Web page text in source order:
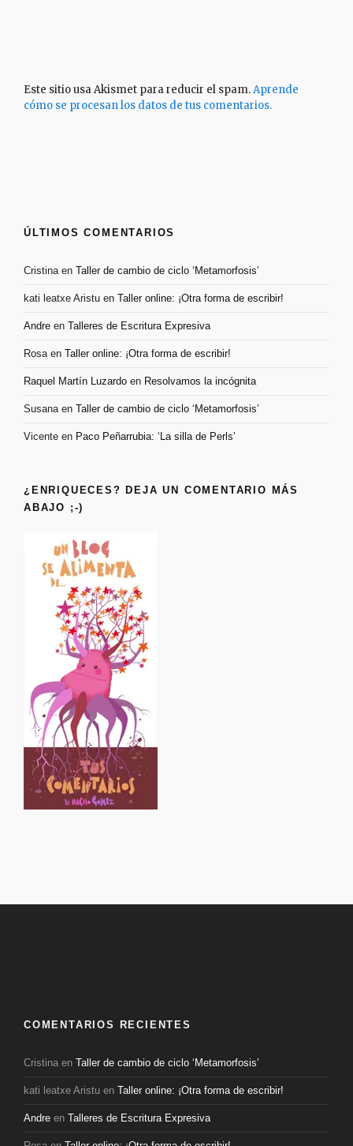
Este sitio usa Akismet para reducir el spam.Aprende
cómo se procesan los datos de tus comentarios.
ÚLTIMOS COMENTARIOS
Cristinaen Taller de cambio de ciclo ‘Metamorfosis’
kati leatxe Aristu en Taller online: ¡Otra forma de escribir!
Andre en Talleres de Escritura Expresiva
Rosaen Taller online: ¡Otra forma de escribir!
Raquel Martín Luzardo en Resolvamos la incógnita
Susanaen Taller de cambio de ciclo ‘Metamorfosis’
Vicente en Paco Peñarrubia: ‘La silla de Perls’
¿ENRIQUECES? DEJA UN COMENTARIO MÁS
ABAJO ;-)
COMENTARIOS RECIENTES
Cristina en Taller de cambio de ciclo ‘Metamorfosis’
kati leatxe Aristu en Taller online: ¡Otra forma de escribir!
Andre en Talleres de Escritura Expresiva